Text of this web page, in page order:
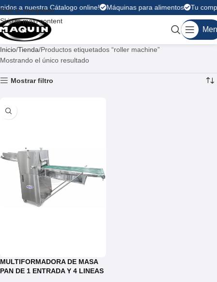
Skip to navigation
Skip to main content
a nuestra Cátalogo online! Máquinas para alimentos Tu
Inicio Tienda Productos etiquetados “roller machine”
Mostrando el único resultado
Mostrar filtro
MULTIFORMADORA DE MASA
PAN DE 1 ENTRADA Y 4 LINEAS